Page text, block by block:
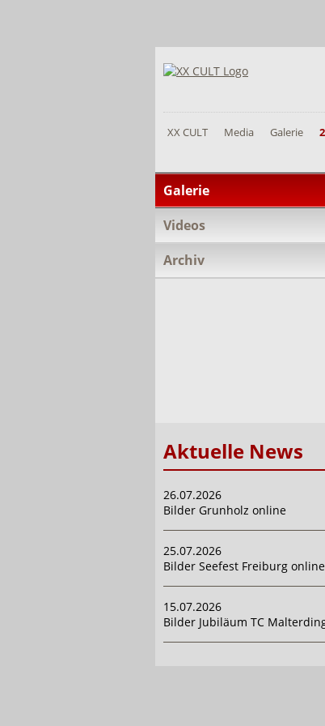
XX CULT Media Galerie
Navigation
überspringen
Galerie
Videos
Archiv
Aktuelle News
26.07.2026
Bilder Grunholz online
25.07.2026
Bilder Seefest Freiburg online
15.07.2026
Bilder Jubiläum TC